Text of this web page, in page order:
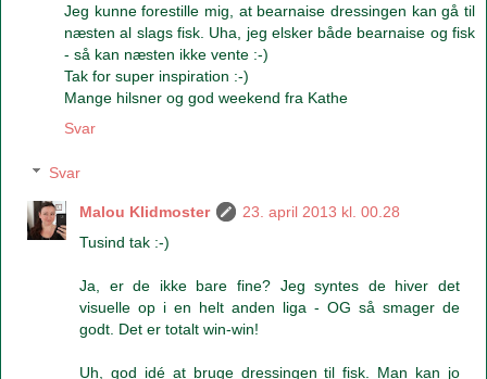
Jeg kunne forestille mig, at bearnaise dressingen kan gå til
næsten al slags fisk. Uha, jeg elsker både bearnaise og fisk
- så kan næsten ikke vente :-)
Tak for super inspiration :-)
Mange hilsner og god weekend fra Kathe
Svar
Svar
Malou Klidmoster
23. april 2013 kl. 00.28
Tusind tak :-)
Ja, er de ikke bare fine? Jeg syntes de hiver det
visuelle op i en helt anden liga - OG så smager de
godt. Det er totalt win-win!
Uh, god idé at bruge dressingen til fisk. Man kan jo